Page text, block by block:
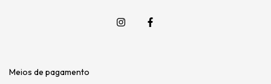
Meios de pagamento